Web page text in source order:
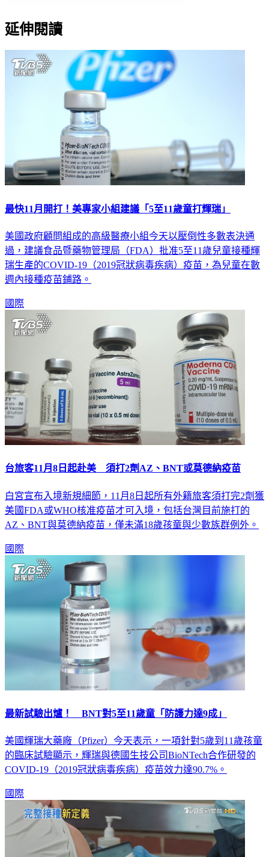
延伸閱讀
最快11月開打！美專家小組建議「5至11歲童打輝瑞」
美國政府顧問組成的高級醫療小組今天以壓倒性多數表決通
過，建議食品暨藥物管理局（FDA）批准5至11歲兒童接種輝
瑞生產的COVID-19（2019冠狀病毒疾病）疫苗，為兒童在數
週內接種疫苗鋪路。
國際
台旅客11月8日起赴美 須打2劑AZ、BNT或莫德納疫苗
白宮宣布入境新規細節，11月8日起所有外籍旅客須打完2劑獲
美國FDA或WHO核准疫苗才可入境，包括台灣目前施打的
AZ、BNT與莫德納疫苗，僅未滿18歲孩童與少數族群例外。
國際
最新試驗出爐！ BNT對5至11歲童「防護力達9成」
美國輝瑞大藥廠（Pfizer）今天表示，一項針對5歲到11歲孩童
的臨床試驗顯示，輝瑞與德國生技公司BioNTech合作研發的
COVID-19（2019冠狀病毒疾病）疫苗效力達90.7%。
國際